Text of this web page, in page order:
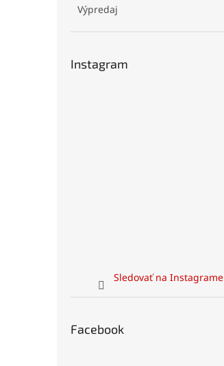
Výpredaj
Instagram
Sledovať na Instagrame
Facebook